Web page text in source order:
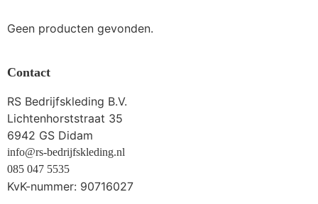
Geen producten gevonden.
Contact
RS Bedrijfskleding B.V.
Lichtenhorststraat 35
6942 GS Didam
info@rs-bedrijfskleding.nl
085 047 5535
KvK-nummer: 90716027